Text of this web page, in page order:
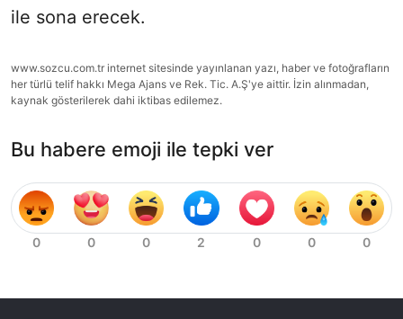
ile sona erecek.
www.sozcu.com.tr internet sitesinde yayınlanan yazı, haber ve fotoğrafların
her türlü telif hakkı Mega Ajans ve Rek. Tic. A.Ş'ye aittir. İzin alınmadan,
kaynak gösterilerek dahi iktibas edilemez.
Bu habere emoji ile tepki ver